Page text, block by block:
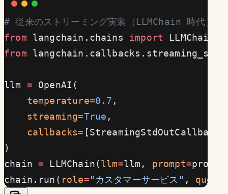
# 従来のストリーミング実装（LLMChain 時代）
from langchain.chains import LLMChain
from
llm = OpenAI(
    temperature
=0.7 ,
    streaming
=True ,
    callbacks
=
)
chain = LLMChain(llm=llm, prompt=
chain.run( role="カスタマーサービス" ,